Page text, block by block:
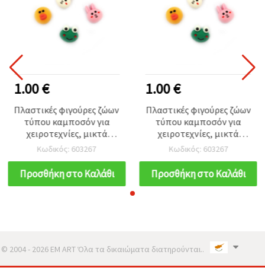
1.00 €
Πλαστικές φιγούρες ζώων
τύπου καμποσόν για
χειροτεχνίες, μικτά
σχέδια, 1,2–1,5 cm – Σετ
10 τεμ.
Κωδικός: 603267
Προσθήκη στο Καλάθι
1.00 €
Πλαστικές φιγούρες ζώων
τύπου καμποσόν για
χειροτεχνίες, μικτά
σχέδια, 1,2–1,5 cm – Σετ
10 τεμ.
Κωδικός: 603267
Προσθήκη στο Καλάθι
© 2004 - 2026 EM ART Όλα τα δικαιώματα διατηρούνται..